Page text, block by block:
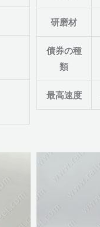
研磨材
債券の種
類
最高速度